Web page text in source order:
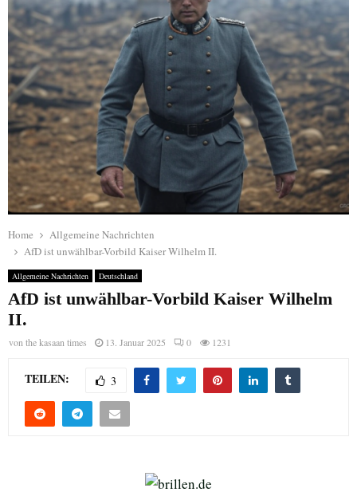
Home
Allgemeine Nachrichten
AfD ist unwählbar-Vorbild Kaiser Wilhelm II.
Allgemeine Nachrichten Deutschland
AfD ist unwählbar-Vorbild Kaiser Wilhelm
II.
von the kasaan times 13. Januar 2025 0 1231
TEILEN: 3